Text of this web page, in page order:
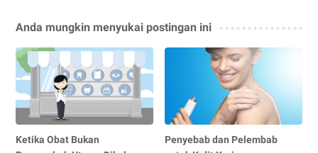
Anda mungkin menyukai postingan ini
Ketika Obat Bukan
Penyebab dan Pelembab